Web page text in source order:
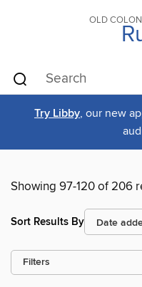
OLD
Try Libby, our new
Showing 97-120 of 206
Sort Results By
Filters